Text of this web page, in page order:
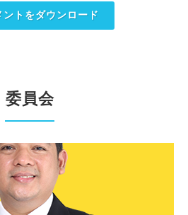
ントをダウンロード
委員会